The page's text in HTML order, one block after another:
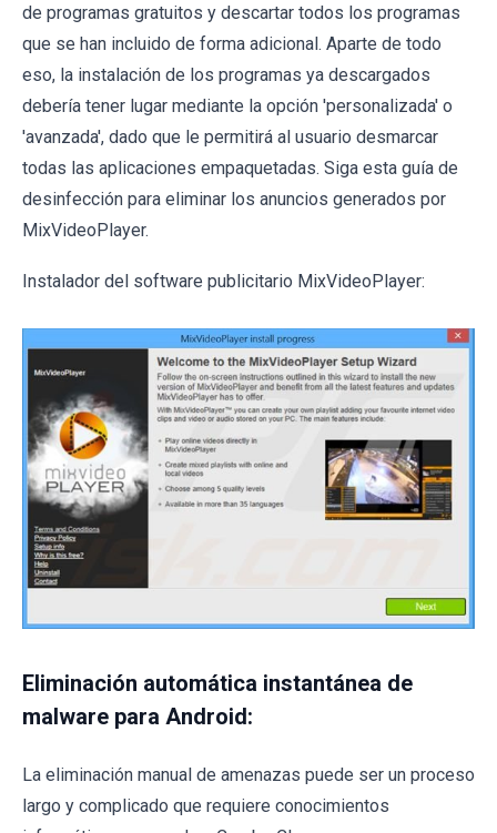
de programas gratuitos y descartar todos los programas
que se han incluido de forma adicional. Aparte de todo
eso, la instalación de los programas ya descargados
debería tener lugar mediante la opción 'personalizada' o
'avanzada', dado que le permitirá al usuario desmarcar
todas las aplicaciones empaquetadas. Siga esta guía de
desinfección para eliminar los anuncios generados por
MixVideoPlayer.
Instalador del software publicitario MixVideoPlayer:
Eliminación automática instantánea de
malware para Android:
La eliminación manual de amenazas puede ser un proceso
largo y complicado que requiere conocimientos